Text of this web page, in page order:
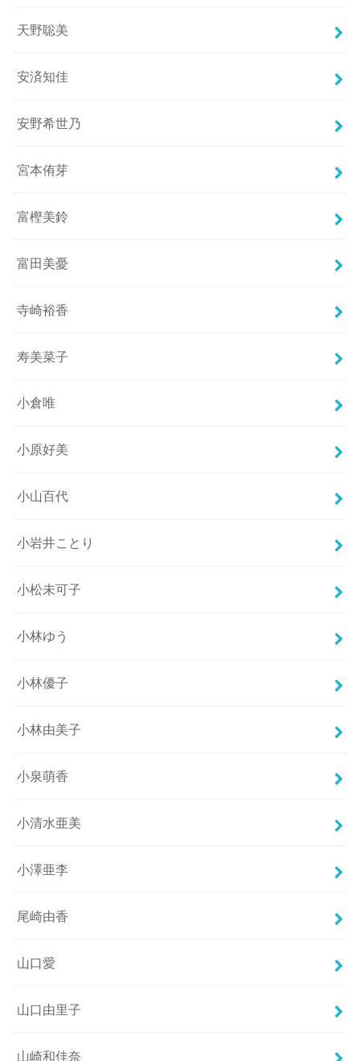
天野聡美
安済知佳
安野希世乃
宮本侑芽
富樫美鈴
富田美憂
寺崎裕香
寿美菜子
小倉唯
小原好美
小山百代
小岩井ことり
小松未可子
小林ゆう
小林優子
小林由美子
小泉萌香
小清水亜美
小澤亜李
尾崎由香
山口愛
山口由里子
山崎和佳奈